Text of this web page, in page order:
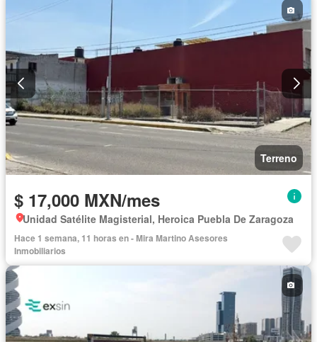
Terreno
$ 17,000 MXN/mes
Unidad Satélite Magisterial, Heroica Puebla De Zaragoza
Hace 1 semana, 11 horas en - Mira Martino Asesores
Inmobiliarios